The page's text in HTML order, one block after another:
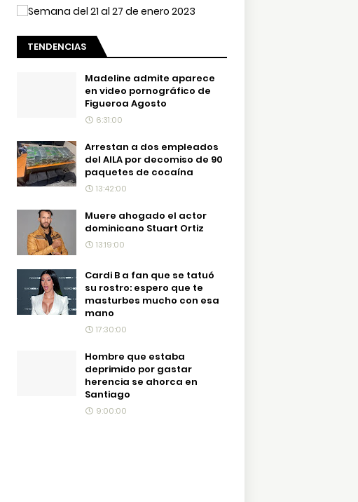
TENDENCIAS
Madeline admite aparece
en video pornográfico de
Figueroa Agosto
6:31:00
Arrestan a dos empleados
del AILA por decomiso de 90
paquetes de cocaína
13:42:00
Muere ahogado el actor
dominicano Stuart Ortiz
13:19:00
Cardi B a fan que se tatuó
su rostro: espero que te
masturbes mucho con esa
mano
17:30:00
Hombre que estaba
deprimido por gastar
herencia se ahorca en
Santiago
9:00:00